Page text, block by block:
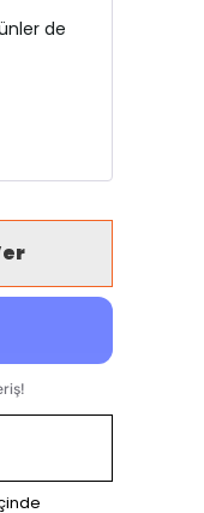
de